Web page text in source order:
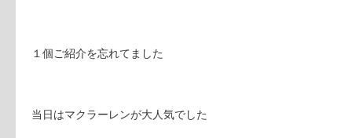
１個ご紹介を忘れてました
当日はマクラーレンが大人気でした